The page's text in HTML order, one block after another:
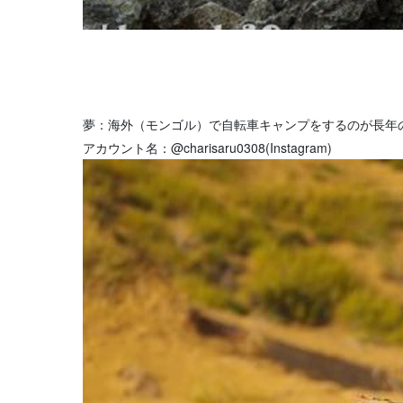
夢：海外（モンゴル）で自転車キャンプをするのが長年
アカウント名：@charisaru0308(Instagram)